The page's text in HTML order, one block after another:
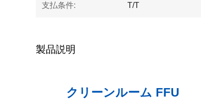
支払条件: T/T
製品説明
クリーンルーム FFU